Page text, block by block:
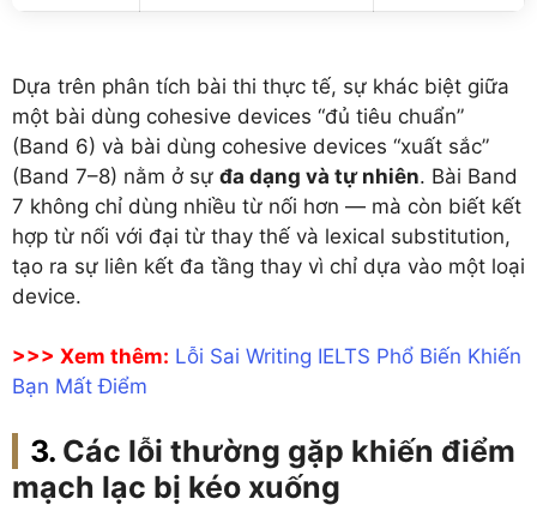
Dựa trên phân tích bài thi thực tế, sự khác biệt giữa
một bài dùng cohesive devices “đủ tiêu chuẩn”
(Band 6) và bài dùng cohesive devices “xuất sắc”
(Band 7–8) nằm ở sự đa dạng và tự nhiên. Bài Band
7 không chỉ dùng nhiều từ nối hơn — mà còn biết kết
hợp từ nối với đại từ thay thế và lexical substitution,
tạo ra sự liên kết đa tầng thay vì chỉ dựa vào một loại
device.
>>> Xem thêm: Lỗi Sai Writing IELTS Phổ Biến Khiến
Bạn Mất Điểm
Các lỗi thường gặp khiến điểm
mạch lạc bị kéo xuống